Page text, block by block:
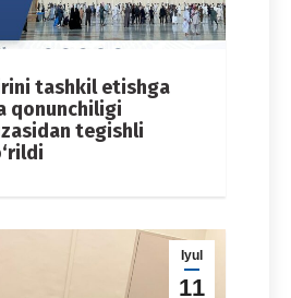
tashkil etishga
qonunchiligi
tegishli
Iyul
11